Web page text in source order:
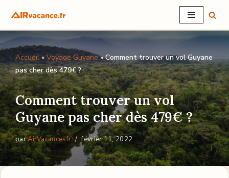
Aller
contenu
Accueil » Voyage Guyane»Comment trouver un vol Guyane
pas cher dès 479€ ?
Comment trouver un vol
Guyane pas cher dès 479€ ?
parAirVacancesfr février 11, 2022